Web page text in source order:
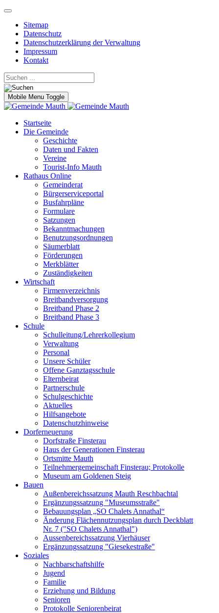
Sitemap
Datenschutz
Datenschutzerklärung der Verwaltung
Impressum
Kontakt
Mobile Menu Toggle
Startseite
Die Gemeinde
Geschichte
Daten und Fakten
Vereine
Tourist-Info Mauth
Rathaus Online
Gemeinderat
Bürgerserviceportal
Busfahrpläne
Formulare
Satzungen
Bekanntmachungen
Benutzungsordnungen
Säumerblatt
Förderungen
Merkblätter
Zuständigkeiten
Wirtschaft
Firmenverzeichnis
Breitbandversorgung
Breitband Phase 2
Breitband Phase 3
Schule
Schulleitung/Lehrerkollegium
Verwaltung
Personal
Unsere Schüler
Offene Ganztagsschule
Elternbeirat
Partnerschule
Schulgeschichte
Aktuelles
Hilfsangebote
Datenschutzhinweise
Dorferneuerung
Dorfstraße Finsterau
Haus der Generationen Finsterau
Ortsmitte Mauth
Teilnehmergemeinschaft Finsterau; Protokolle
Museum am Goldenen Steig
Bauen
Außenbereichssatzung Mauth Reschbachtal
Ergänzungssatzung "Museumsstraße"
Bebauungsplan „SO Chalets Annathal“
Änderung Flächennutzungsplan durch Deckblatt
Nr. 7 ("SO Chalets Annathal")
Aussenbereichssatzung Vierhäuser
Ergänzungssatzung "Giesekestraße"
Soziales
Nachbarschaftshilfe
Jugend
Familie
Erziehung und Bildung
Senioren
Protokolle Seniorenbeirat